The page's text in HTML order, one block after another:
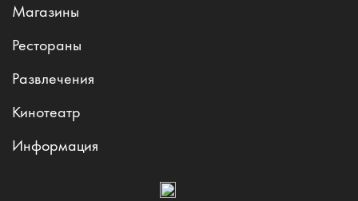
Магазины
Рестораны
Развлечения
Кинотеатр
Информация